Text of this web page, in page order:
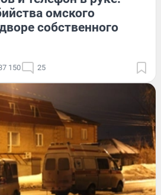
омского
собственного
150 25